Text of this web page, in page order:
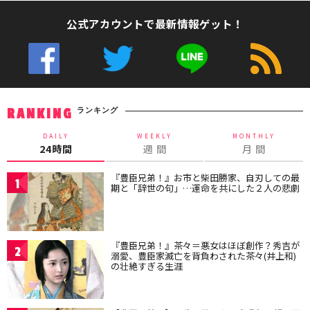
公式アカウントで最新情報ゲット！
RANKING ランキング
DAILY
24時間
WEEKLY
週 間
MONTHLY
月 間
1 『豊臣兄弟！』お市と柴田勝家、自刃しての最
期と「辞世の句」…運命を共にした２人の悲劇
2 『豊臣兄弟！』茶々＝悪女はほぼ創作？秀吉が
溺愛、豊臣家滅亡を背負わされた茶々(井上和)
の壮絶すぎる生涯